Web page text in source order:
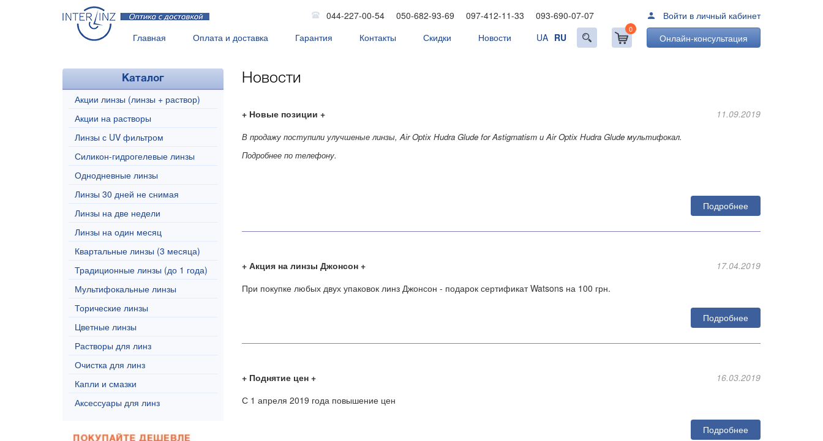
044-227-00-54 050-682-93-69 097-412-11-33 093-690-07-07
Войти в личный кабинет
Главная
Оплата и доставка Гарантия Контакты Скидки
Новости
UA RU
0
Онлайн-консультация
Каталог
Акции линзы (линзы + раствор)
Акции на растворы
Линзы с UV фильтром
Силикон-гидрогелевые линзы
Однодневные линзы
Линзы 30 дней не снимая
Линзы на две недели
Линзы на один месяц
Квартальные линзы (3 месяца)
Традиционные линзы (до 1 года)
Мультифокальные линзы
Торические линзы
Цветные линзы
Растворы для линз
Очистка для линз
Капли и смазки
Аксессуары для линз
Новости
Новые позиции 11.09.2019
В продажу поступили улучшеные линзы, Air Optix Hudra Glude for Astigmatism и Air Optix Hudra Glude мультифокал.
Подробнее по телефону.
Подробнее
Акция на линзы Джонсон
17.04.2019
При покупке любых двух упаковок линз Джонсон - подарок сертификат Watsons на 100 грн.
Подробнее
Поднятие цен
16.03.2019
С 1 апреля 2019 года повышение цен
Подробнее